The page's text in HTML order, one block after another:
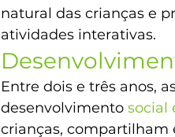
natural das crianças e
atividades interativas.
Entre dois e três anos,
desenvolvimento social
crianças, compartilham